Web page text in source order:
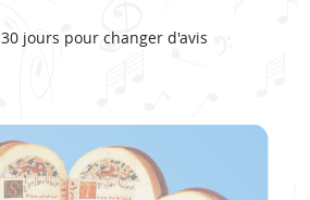
30 jours pour changer d'avis